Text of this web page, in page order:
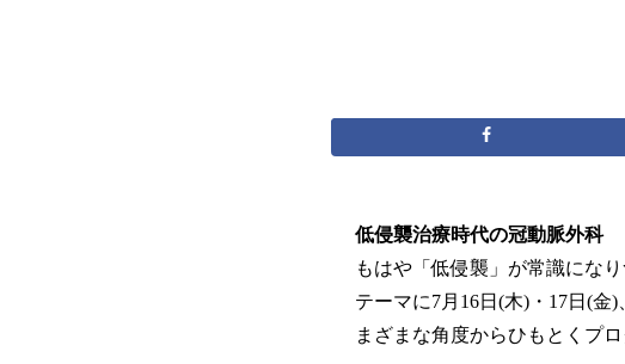
低侵襲治療時代の冠動脈外科
もはや「低侵襲」が常識にな
テーマに7月16日(木)・17日(
まざまな角度からひもとくプ